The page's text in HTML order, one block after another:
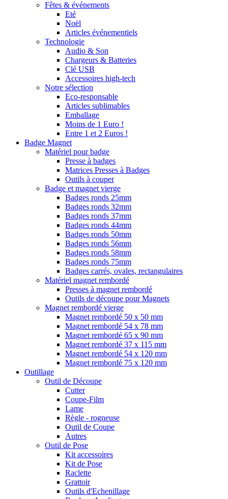
Fêtes & événements
Eté
Noël
Articles événementiels
Technologie
Audio & Son
Chargeurs & Batteries
Clé USB
Accessoires high-tech
Notre sélection
Eco-responsable
Articles sublimables
Emballage
Moins de 1 Euro !
Entre 1 et 2 Euros !
Badge Magnet
Matériel pour badge
Presse à badges
Matrices Presses à Badges
Outils à couper
Badge et magnet vierge
Badges ronds 25mm
Badges ronds 32mm
Badges ronds 37mm
Badges ronds 44mm
Badges ronds 50mm
Badges ronds 56mm
Badges ronds 58mm
Badges ronds 75mm
Badges carrés, ovales, rectangulaires
Matériel magnet rembordé
Presses à magnet rembordé
Outils de découpe pour Magnets
Magnet rembordé vierge
Magnet rembordé 50 x 50 mm
Magnet rembordé 54 x 78 mm
Magnet rembordé 65 x 90 mm
Magnet rembordé 37 x 115 mm
Magnet rembordé 54 x 120 mm
Magnet rembordé 75 x 120 mm
Outillage
Outil de Découpe
Cutter
Coupe-Film
Lame
Règle - rogneuse
Outil de Coupe
Autres
Outil de Pose
Kit accessoires
Kit de Pose
Raclette
Grattoir
Outils d'Echenillage